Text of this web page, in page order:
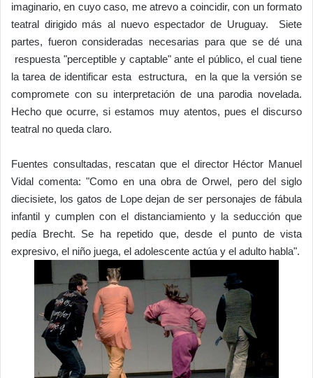
imaginario, en cuyo caso, me atrevo a coincidir, con un formato
teatral dirigido más al nuevo espectador de Uruguay. Siete
partes, fueron consideradas necesarias para que se dé una
respuesta "perceptible y captable" ante el público, el cual tiene
la tarea de identificar esta estructura, en la que la versión se
compromete con su interpretación de una parodia novelada.
Hecho que ocurre, si estamos muy atentos, pues el discurso
teatral no queda claro.
Fuentes consultadas, rescatan que el director Héctor Manuel
Vidal comenta: "Como en una obra de Orwel, pero del siglo
diecisiete, los gatos de Lope dejan de ser personajes de fábula
infantil y cumplen con el distanciamiento y la seducción que
pedía Brecht. Se ha repetido que, desde el punto de vista
expresivo, el niño juega, el adolescente actúa y el adulto habla".